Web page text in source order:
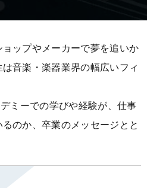
績 卒業生紹介
来校アーティスト
講師の腕自慢
画紹介
パス 資料請求
ップやメーカーで夢を追いか
音楽・楽器業界の幅広いフィ
ミーでの学びや経験が、仕事
のか、卒業のメッセージとと